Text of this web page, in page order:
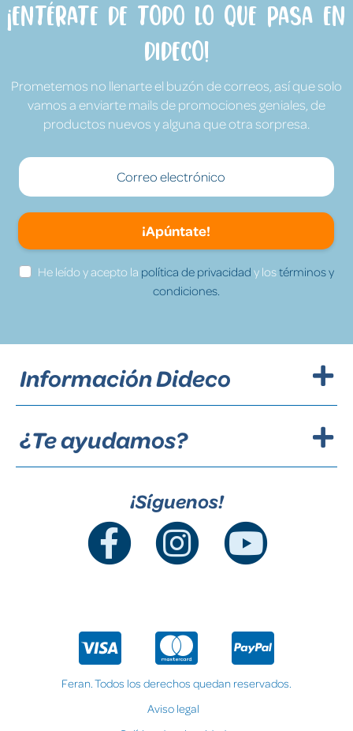
¡Entérate de todo lo que pasa en
Dideco!
Prometemos no llenarte el buzón de correos, así que solo
vamos a enviarte mails de promociones geniales, de
productos nuevos y alguna que otra sorpresa.
¡Apúntate!
He leído y acepto la política de privacidad y lostérminos y
condiciones.
Información Dideco
¿Te ayudamos?
¡Síguenos!
Feran. Todos los derechos quedan reservados.
Aviso legal